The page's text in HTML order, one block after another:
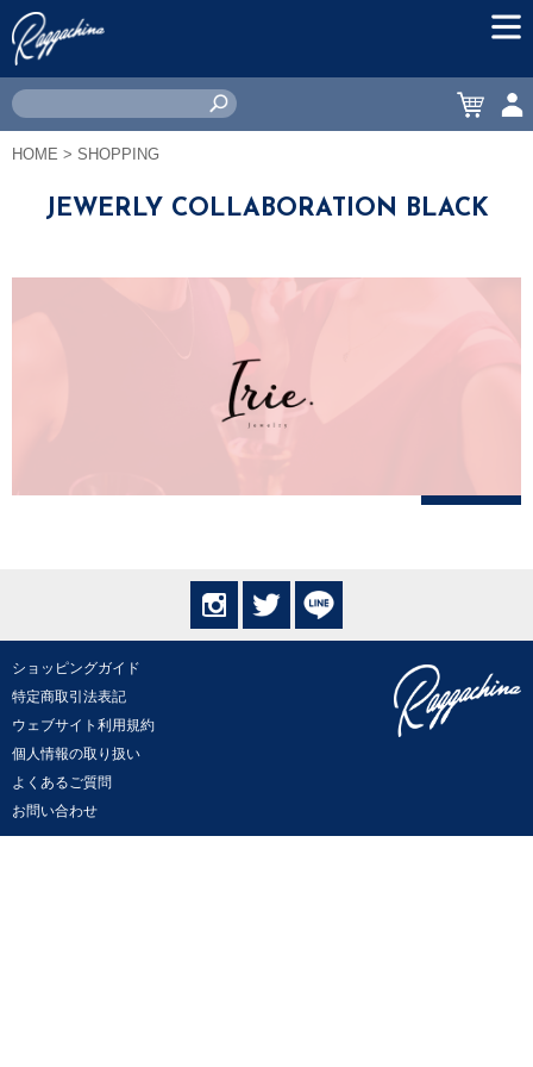
HOME > SHOPPING
JEWERLY COLLABORATION BLACK
ショッピングガイド
特定商取引法表記
ウェブサイト利用規約
個人情報の取り扱い
よくあるご質問
お問い合わせ